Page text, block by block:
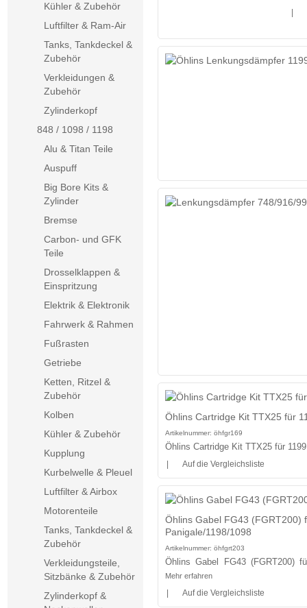
Öhlins Cartridge Kit TTX25 für
Artikelnummer: öhfgr169
Öhlins Cartridge Kit TTX25 für
Auf die Vergleichsliste
Öhlins Gabel FG43 (FGRT200)
Panigale/1198/1098
Artikelnummer: öhfgrt203
Öhlins Gabel FG43 (FGRT200)
Mehr erfahren
Auf die Vergleichsliste
Kühler & Zubehör
Luftfilter & Ram-Air
Tanks, Tankdeckel &
Zubehör
Verkleidungen &
Zubehör
Zylinderkopf
848 / 1098 / 1198
Alu & Titan Teile
Auspuff
Big Bore Kits &
Zylinder
Bremse
Carbon- und GFK
Teile
Drosselklappen &
Einspritzung
Elektrik & Elektronik
Fahrwerk & Rahmen
Fußrasten
Getriebe
Ketten, Ritzel &
Zubehör
Kolben
Kühler & Zubehör
Kupplung
Kurbelwelle & Pleuel
Luftfilter & Airbox
Motorenteile
Tanks, Tankdeckel &
Zubehör
Verkleidungsteile,
Sitzbänke & Zubehör
Zylinderkopf &